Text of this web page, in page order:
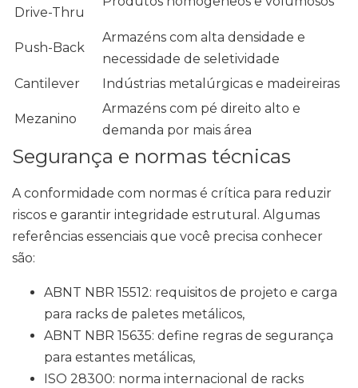
Drive-Thru
Push-Back
Armazéns com alta densidade e
necessidade de seletividade
Cantilever
Indústrias metalúrgicas e madeireiras
Mezanino
Armazéns com pé direito alto e
demanda por mais área
Segurança e normas técnicas
A conformidade com normas é crítica para reduzir
riscos e garantir integridade estrutural. Algumas
referências essenciais que você precisa conhecer
são:
ABNT NBR 15512: requisitos de projeto e carga
para racks de paletes metálicos,
ABNT NBR 15635: define regras de segurança
para estantes metálicas,
ISO 28300: norma internacional de racks